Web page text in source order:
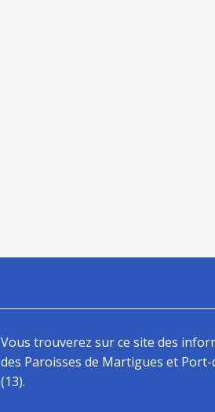
Vous trouverez sur ce site des
des Paroisses de Martigues et
(13).